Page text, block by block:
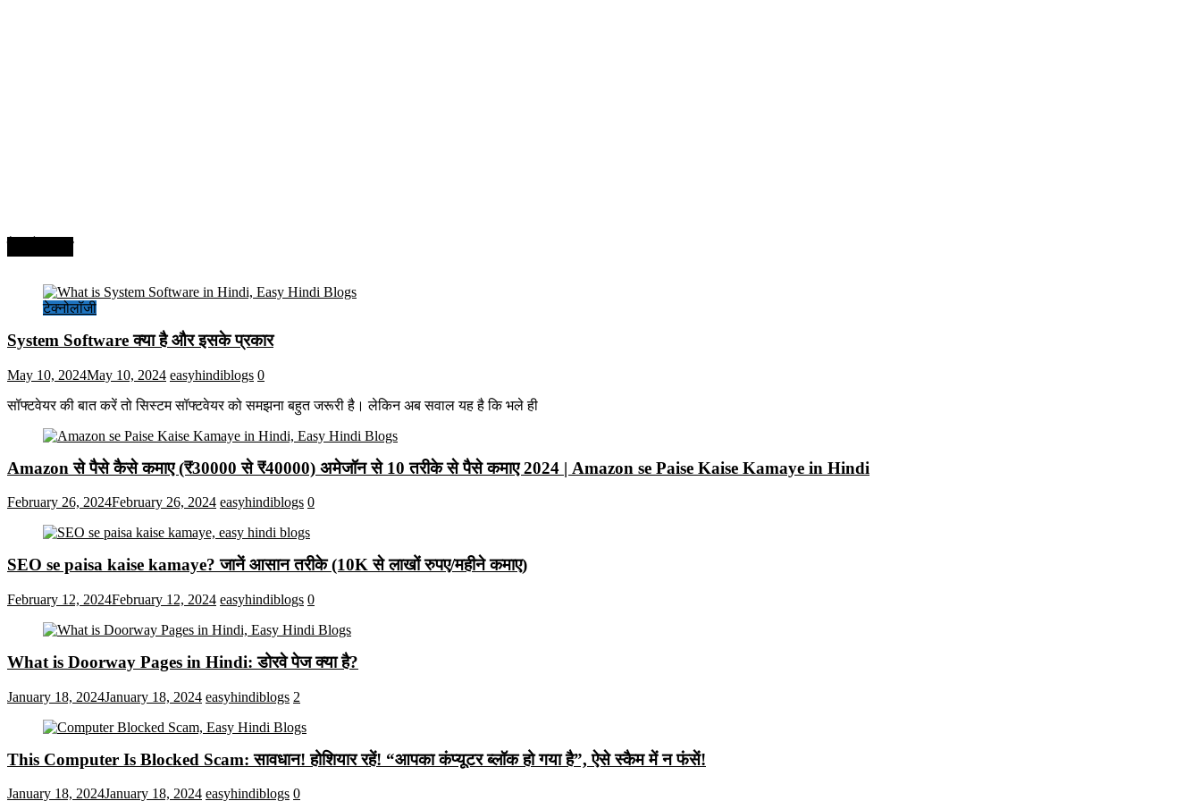
टेक्नोलॉजी
System Software क्या है और इसके प्रकार
May 10, 2024May 10, 2024 easyhindiblogs 0
सॉफ्टवेयर की बात करें तो सिस्टम सॉफ्टवेयर को समझना बहुत जरूरी है। लेकिन अब सवाल यह है कि भले ही
Amazon से पैसे कैसे कमाए (₹30000 से ₹40000) अमेजॉन से 10 तरीके से पैसे कमाए 2024 | Amazon se Paise Kaise Kamaye in Hindi
February 26, 2024February 26, 2024 easyhindiblogs 0
SEO se paisa kaise kamaye? जानें आसान तरीके (10K से लाखों रुपए/महीने कमाए)
February 12, 2024February 12, 2024 easyhindiblogs 0
What is Doorway Pages in Hindi: डोरवे पेज क्या है?
January 18, 2024January 18, 2024 easyhindiblogs 2
This Computer Is Blocked Scam: सावधान! होशियार रहें! “आपका कंप्यूटर ब्लॉक हो गया है”, ऐसे स्कैम में न फंसें!
January 18, 2024January 18, 2024 easyhindiblogs 0